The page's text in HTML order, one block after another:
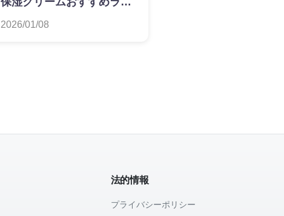
2026/01/08
法的情報
プライバシーポリシー